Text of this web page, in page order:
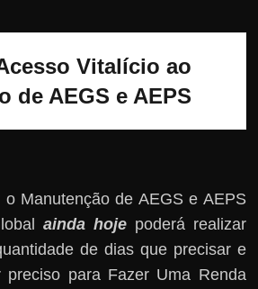
Vitalício ao
de AEGS e AEPS
Manutenção de AEGS e AEPS
ainda hojepoderá realizar
de dias que precisar e
preciso para Fazer Uma Renda